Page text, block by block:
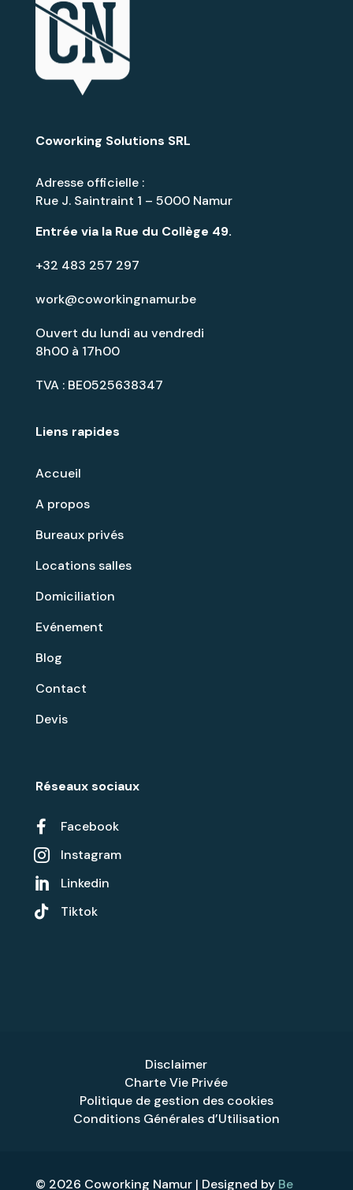
Réseaux sociaux
 Facebook
 Instagram

Linkedin

Tiktok
Liens rapides
Accueil
A propos
Bureaux privés
Locations salles
Domiciliation
Evénement
Blog
Contact
Devis
Coworking Solutions SRL
Adresse officielle :
Rue J. Saintraint 1 – 5000 Namur
Entrée via la Rue du Collège 49.
+32 483 257 297
work@coworkingnamur.be
Ouvert du lundi au vendredi
8h00 à 17h00
TVA : BE0525638347
Disclaimer
Charte Vie Privée
Politique de gestion des cookies
Conditions Générales d’Utilisation
© 2026 Coworking Namur | Designed by Be